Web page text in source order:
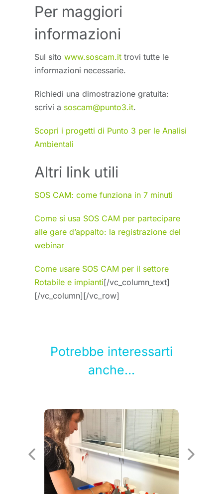
Per maggiori
informazioni
Sul sito www.soscam.it trovi tutte le
informazioni necessarie.
Richiedi una dimostrazione gratuita:
scrivi a soscam@punto3.it.
Scopri i progetti di Punto 3 per le Analisi
Ambientali
Altri link utili
SOS CAM: come funziona in 7 minuti
Come si usa SOS CAM per partecipare
alle gare d’appalto: la registrazione del
webinar
Come usare SOS CAM per il settore
Rotabile e impianti[/vc_column_text]
[/vc_column][/vc_row]
Potrebbe interessarti
anche...